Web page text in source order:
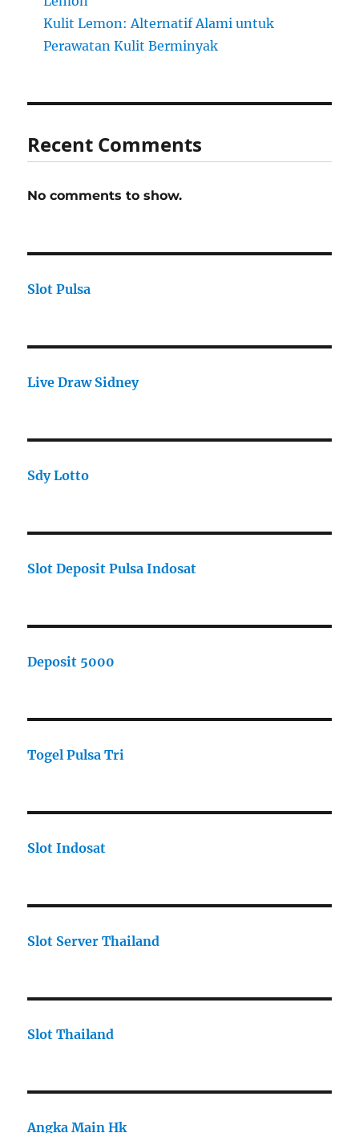
Kulit Lemon: Alternatif Alami untuk
Perawatan Kulit Berminyak
Recent Comments
No comments to show.
Slot Pulsa
Live Draw Sidney
Sdy Lotto
Slot Deposit Pulsa Indosat
Deposit 5000
Togel Pulsa Tri
Slot Indosat
Slot Server Thailand
Slot Thailand
Angka Main Hk